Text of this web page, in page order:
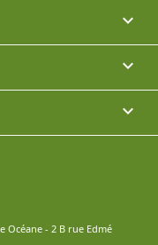



Océane - 2 B rue Edmé